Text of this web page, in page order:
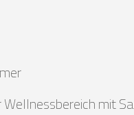
mit